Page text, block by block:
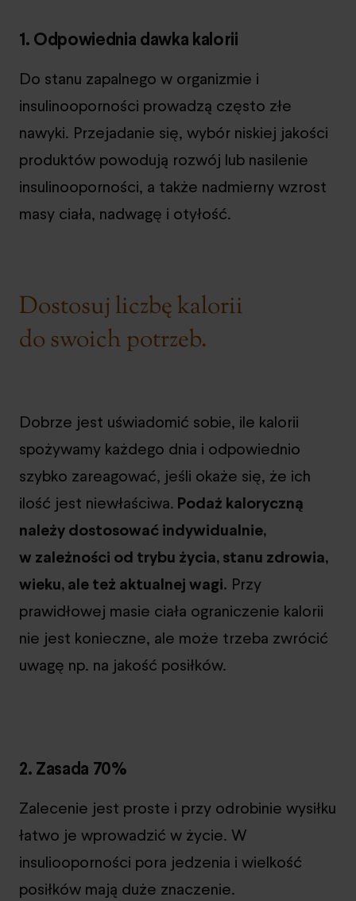
1. Odpowiednia dawka kalorii
Do stanu zapalnego w organizmie i
insulinooporności prowadzą często złe
nawyki. Przejadanie się, wybór niskiej jakości
produktów powodują rozwój lub nasilenie
insulinooporności, a także nadmierny wzrost
masy ciała, nadwagę i otyłość.
Dostosuj liczbę kalorii
do swoich potrzeb.
Dobrze jest uświadomić sobie, ile kalorii
spożywamy każdego dnia i odpowiednio
szybko zareagować, jeśli okaże się, że ich
ilość jest niewłaściwa. Podaż kaloryczną
należy dostosować indywidualnie,
w zależności od trybu życia, stanu zdrowia,
wieku, ale też aktualnej wagi. Przy
prawidłowej masie ciała ograniczenie kalorii
nie jest konieczne, ale może trzeba zwrócić
uwagę np. na jakość posiłków.
2. Zasada 70%
Zalecenie jest proste i przy odrobinie wysiłku
łatwo je wprowadzić w życie. W
insuliooporności pora jedzenia i wielkość
posiłków mają duże znaczenie.